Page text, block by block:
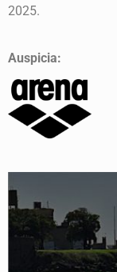
2025.
Auspicia: